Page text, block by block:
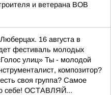
и ветерана ВОВ
16 августа в
фестиваль молодых
улиц» Ты - молодой
композитор?
своя группа? Самое
себе! ОСТАВЛЯЙ...